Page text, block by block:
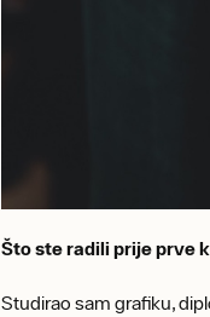
Što ste radili prije prve
Studirao sam grafiku,